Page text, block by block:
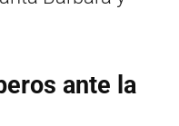
ante la